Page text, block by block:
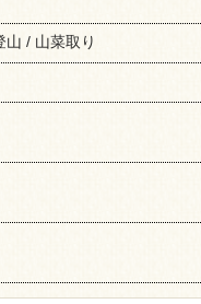
/ 山菜取り